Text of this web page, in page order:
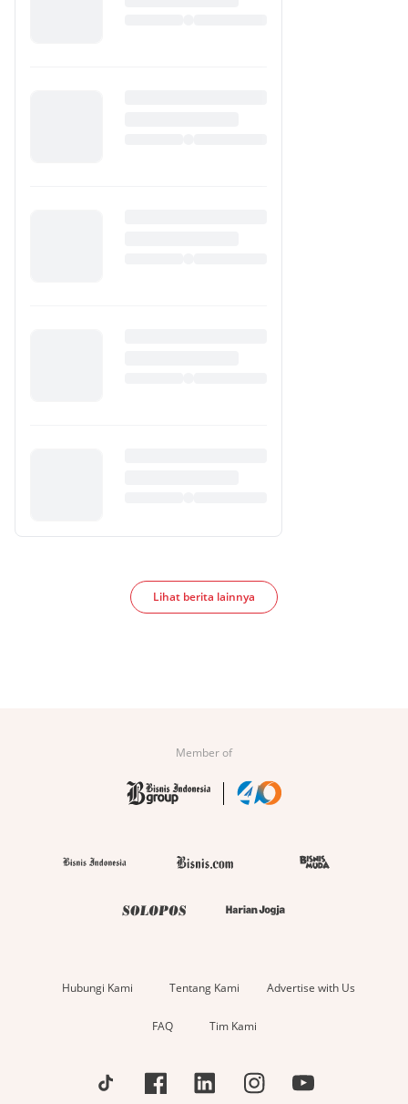
Lihat berita lainnya
Member of
Hubungi Kami Tentang Kami Advertise with Us
FAQ Tim Kami